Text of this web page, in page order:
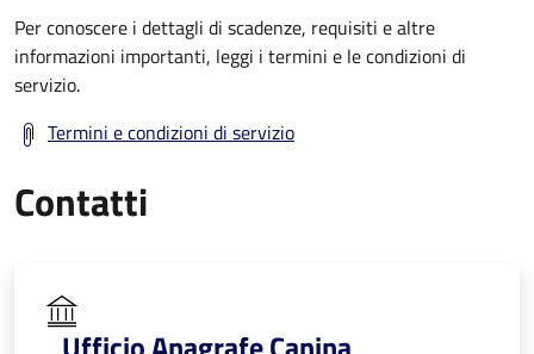
Per conoscere i dettagli di scadenze, requisiti e altre
informazioni importanti, leggi i termini e le condizioni di
servizio.
Termini e condizioni di servizio
Contatti